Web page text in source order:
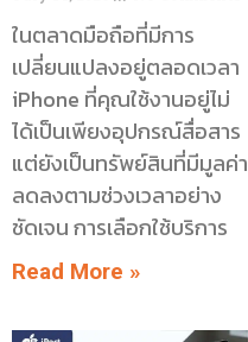
ในตลาดมือถือที่มีการ
เปลี่ยนแปลงอยู่ตลอดเวลา
iPhone ที่คุณใช้งานอยู่ไม่
ได้เป็นเพียงอุปกรณ์สื่อสาร
แต่ยังเป็นทรัพย์สินที่มีมูลค่า
ลดลงตามช่วงเวลาอย่าง
ชัดเจน การเลือกใช้บริการ
Read More »